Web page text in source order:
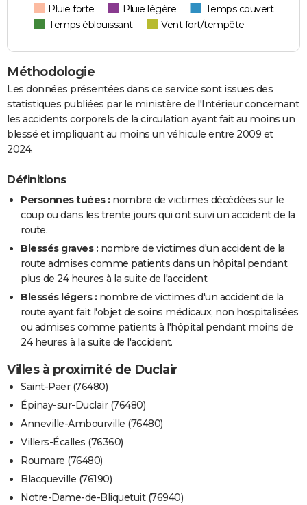
Pluie forte
Pluie légère
Temps couvert
Temps éblouissant
Vent fort/tempête
Méthodologie
Les données présentées dans ce service sont issues des
statistiques publiées par le ministère de l'Intérieur concernant
les accidents corporels de la circulation ayant fait au moins un
blessé et impliquant au moins un véhicule entre 2009 et
2024.
Définitions
Personnes tuées : nombre de victimes décédées sur le
coup ou dans les trente jours qui ont suivi un accident de la
route.
Blessés graves : nombre de victimes d'un accident de la
route admises comme patients dans un hôpital pendant
plus de 24 heures à la suite de l'accident.
Blessés légers : nombre de victimes d'un accident de la
route ayant fait l'objet de soins médicaux, non hospitalisées
ou admises comme patients à l'hôpital pendant moins de
24 heures à la suite de l'accident.
Villes à proximité de Duclair
Saint-Paër (76480)
Épinay-sur-Duclair (76480)
Anneville-Ambourville (76480)
Villers-Écalles (76360)
Roumare (76480)
Blacqueville (76190)
Notre-Dame-de-Bliquetuit (76940)